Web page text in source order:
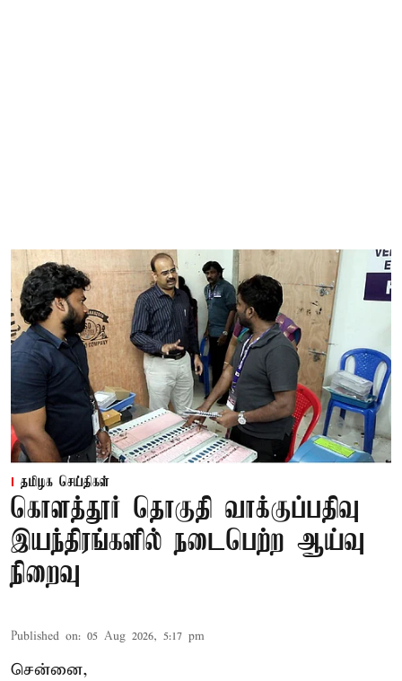
தமிழக செய்திகள்
கொளத்தூர் தொகுதி வாக்குப்பதிவு
இயந்திரங்களில் நடைபெற்ற ஆய்வு
நிறைவு
Published on: 05 Aug 2026, 5:17 pm
சென்னை,